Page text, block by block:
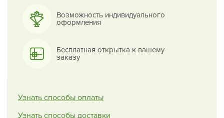
Возможность индивидуального
оформления
Бесплатная открытка к вашему
заказу
Узнать способы оплаты
Узнать способы доставки